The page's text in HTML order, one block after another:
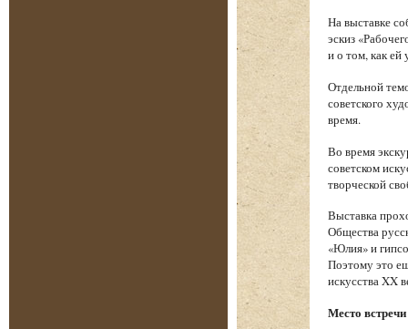
На выставке
эскиз
и о том, как ей
Отдельной
советского
время.
Во время
советском
творческой
Выставка
Общества
«Юлия» и
Поэтому это
искусства XX
Место